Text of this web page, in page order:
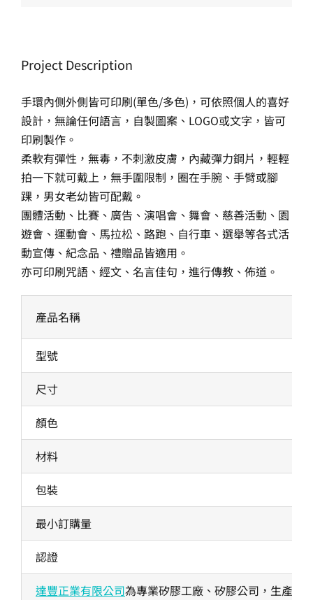
Project Description
手環內側外側皆可印刷(單色/多色)，可依照個人的喜好
設計，無論任何語言，自製圖案、LOGO或文字，皆可
印刷製作。
柔軟有彈性，無毒，不刺激皮膚，內藏彈力鋼片，輕輕
拍一下就可戴上，無手圍限制，圈在手腕、手臂或腳
踝，男女老幼皆可配戴。
團體活動、比賽、廣告、演唱會、舞會、慈善活動、園
遊會、運動會、馬拉松、路跑、自行車、選舉等各式活
動宣傳、紀念品、禮贈品皆適用。
亦可印刷咒語、經文、名言佳句，進行傳教、佈道。
產品名稱
型號
尺寸
顏色
材料
包裝
最小訂購量
認證
達豐正業有限公司為專業矽膠工廠、矽膠公司，生產各